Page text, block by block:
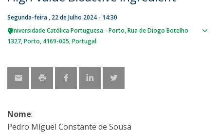
Segunda-feira , 22 de Julho 2024 - 14:30
Universidade Católica Portuguesa - Porto Rua de Diogo Botelho
1327 Porto 4169-005 Portugal
Nome:
Pedro Miguel Constante de Sousa